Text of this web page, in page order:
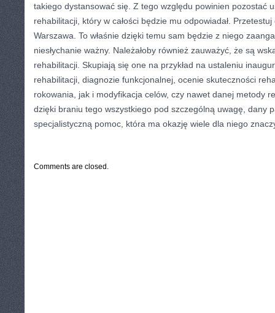
takiego dystansować się. Z tego względu powinien pozostać
rehabilitacji, który w całości będzie mu odpowiadał.
Warszawa. To właśnie dzięki temu sam będzie z niego
niesłychanie ważny. Należałoby również zauważyć, że są
rehabilitacji. Skupiają się one na przykład na ustaleniu
rehabilitacji, diagnozie funkcjonalnej, ocenie skuteczności
rokowania, jak i modyfikacja celów, czy nawet danej metody
dzięki braniu tego wszystkiego pod szczególną uwagę, dany
specjalistyczną pomoc, która ma okazję wiele dla niego
Comments are closed.